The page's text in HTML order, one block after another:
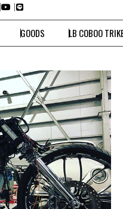
GOODS LB COBOO